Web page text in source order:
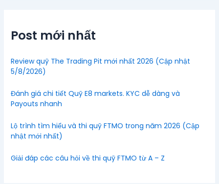
Post mới nhất
Review quỹ The Trading Pit mới nhất 2026 (Cập nhật
5/8/2026)
Đánh giá chi tiết Quỹ E8 markets. KYC dễ dàng và
Payouts nhanh
Lộ trình tìm hiểu và thi quỹ FTMO trong năm 2026 (Cập
nhật mới nhất)
Giải đáp các câu hỏi về thi quỹ FTMO từ A – Z